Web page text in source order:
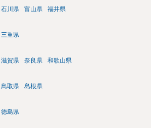
石川県 富山県 福井県
三重県
滋賀県 奈良県 和歌山県
鳥取県 島根県
徳島県